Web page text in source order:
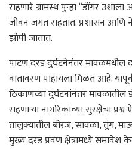
राहणारे ग्रामस्थ पुन्हा “डोंगर
जीवन जगत राहतात. प्रशासन आणि
झोपी जातात.
पाटण दरड दुर्घटनेनंतर मावळमधील
वातावरण पाहायला मिळत आहे.
ठिकाणच्या दुर्घटनांनंतर
राहणाऱ्या नागरिकांच्या सुरक्षेचा
तालुक्यातील बोरज, सावळा, तुंग,
मुख्य दरड प्रवण क्षेत्रामध्ये समावेश